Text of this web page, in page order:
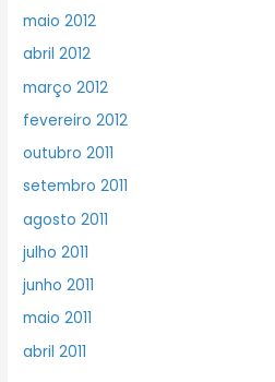
maio 2012
abril 2012
março 2012
fevereiro 2012
outubro 2011
setembro 2011
agosto 2011
julho 2011
junho 2011
maio 2011
abril 2011